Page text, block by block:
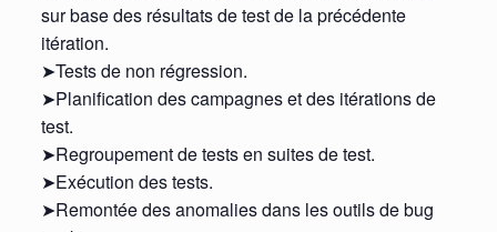
sur base des résultats de test de la précédente
itération.
➤Tests de non régression.
➤Planification des campagnes et des itérations de
test.
➤Regroupement de tests en suites de test.
➤Exécution des tests.
➤Remontée des anomalies dans les outils de bug